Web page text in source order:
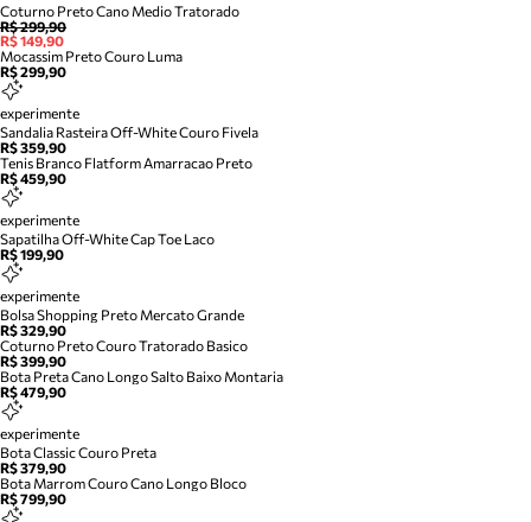
Coturno Preto Cano Medio Tratorado
R$ 299,90
R$ 149,90
Mocassim Preto Couro Luma
R$ 299,90
experimente
Sandalia Rasteira Off-White Couro Fivela
R$ 359,90
Tenis Branco Flatform Amarracao Preto
R$ 459,90
experimente
Sapatilha Off-White Cap Toe Laco
R$ 199,90
experimente
Bolsa Shopping Preto Mercato Grande
R$ 329,90
Coturno Preto Couro Tratorado Basico
R$ 399,90
Bota Preta Cano Longo Salto Baixo Montaria
R$ 479,90
experimente
Bota Classic Couro Preta
R$ 379,90
Bota Marrom Couro Cano Longo Bloco
R$ 799,90